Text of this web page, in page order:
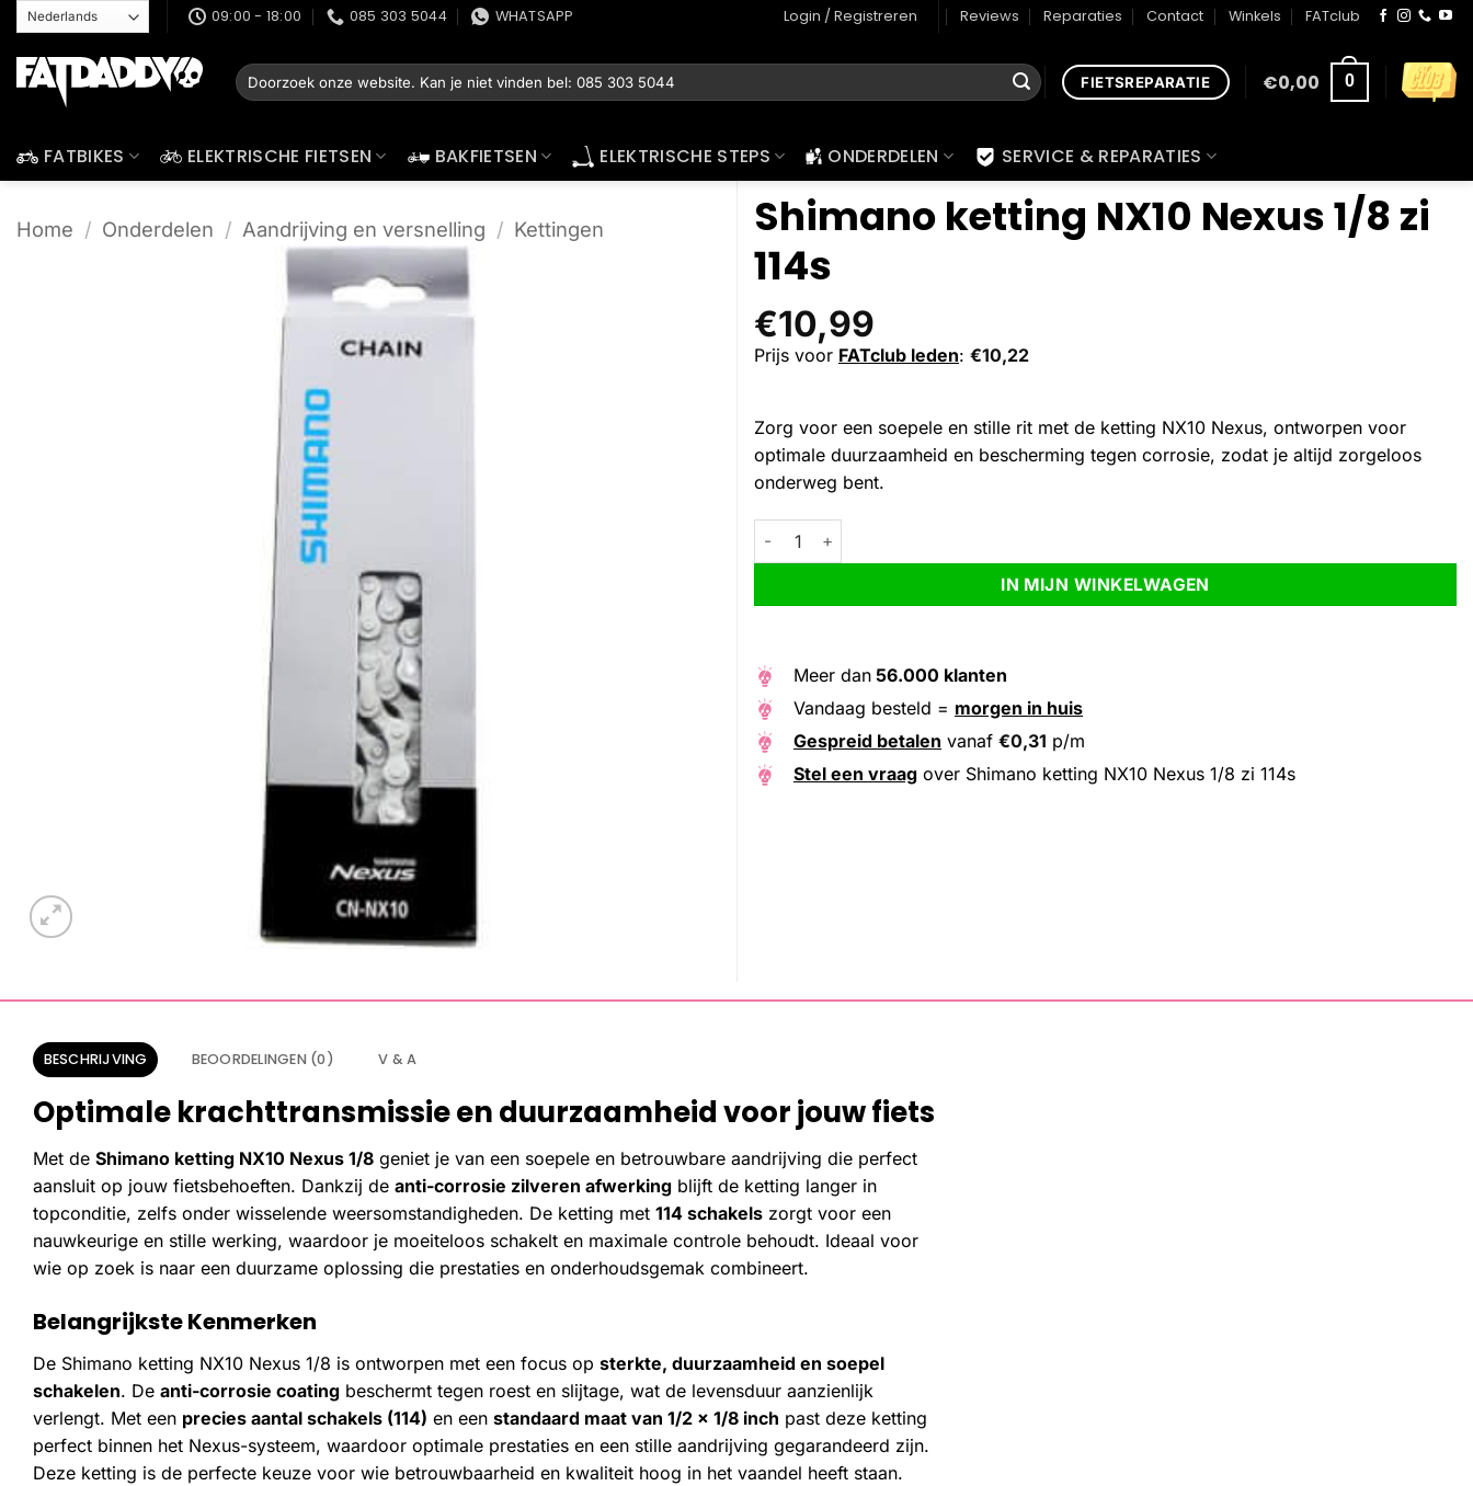
naar
inhoud
09:00 - 18:00 085 303 5044 WHATSAPP Login / Registreren Reviews Reparaties Contact Winkels FATclub
Zoeken
naar:
FIETSREPARATIE €0,00 0
FATBIKES ELEKTRISCHE FIETSEN BAKFIETSEN ELEKTRISCHE STEPS ONDERDELEN SERVICE & REPARATIES
Home / Onderdelen / Aandrijving en versnelling / Kettingen
Shimano ketting NX10 Nexus 1/8 zi
114s
€10,99
Prijs voor FATclub leden: €10,22
Zorg voor een soepele en stille rit met de ketting NX10 Nexus, ontworpen voor
optimale duurzaamheid en bescherming tegen corrosie, zodat je altijd zorgeloos
onderweg bent.
Shimano ketting NX10 Nexus 1/8 zi 114s aantal
IN MIJN WINKELWAGEN
Alternative:
Meer dan 56.000 klanten
Vandaag besteld = morgen in huis
Gespreid betalen vanaf €0,31 p/m
Stel een vraag over Shimano ketting NX10 Nexus 1/8 zi 114s
BESCHRIJVING BEOORDELINGEN (0) V & A
Optimale krachttransmissie en duurzaamheid voor jouw fiets
Met de Shimano ketting NX10 Nexus 1/8 geniet je van een soepele en betrouwbare aandrijving die perfect
aansluit op jouw fietsbehoeften. Dankzij de anti-corrosie zilveren afwerking blijft de ketting langer in
topconditie, zelfs onder wisselende weersomstandigheden. De ketting met 114 schakels zorgt voor een
nauwkeurige en stille werking, waardoor je moeiteloos schakelt en maximale controle behoudt. Ideaal voor
wie op zoek is naar een duurzame oplossing die prestaties en onderhoudsgemak combineert.
Belangrijkste Kenmerken
De Shimano ketting NX10 Nexus 1/8 is ontworpen met een focus op sterkte, duurzaamheid en soepel
schakelen. De anti-corrosie coating beschermt tegen roest en slijtage, wat de levensduur aanzienlijk
verlengt. Met een precies aantal schakels (114) en een standaard maat van 1/2 x 1/8 inch past deze ketting
perfect binnen het Nexus-systeem, waardoor optimale prestaties en een stille aandrijving gegarandeerd zijn.
Deze ketting is de perfecte keuze voor wie betrouwbaarheid en kwaliteit hoog in het vaandel heeft staan.